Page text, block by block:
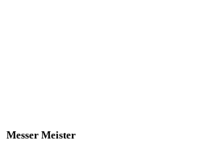
Messer Meister